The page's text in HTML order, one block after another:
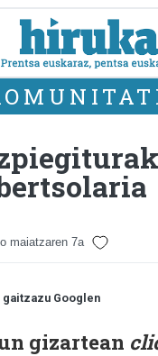
maiatzaren 7a
gaitzazu Googlen
gizartean